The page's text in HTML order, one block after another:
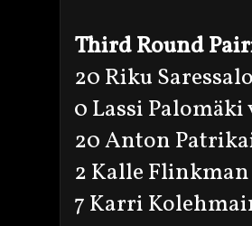
Third Round
20 Riku
0 Lassi
20 Anton
2 Kalle
7 Karri